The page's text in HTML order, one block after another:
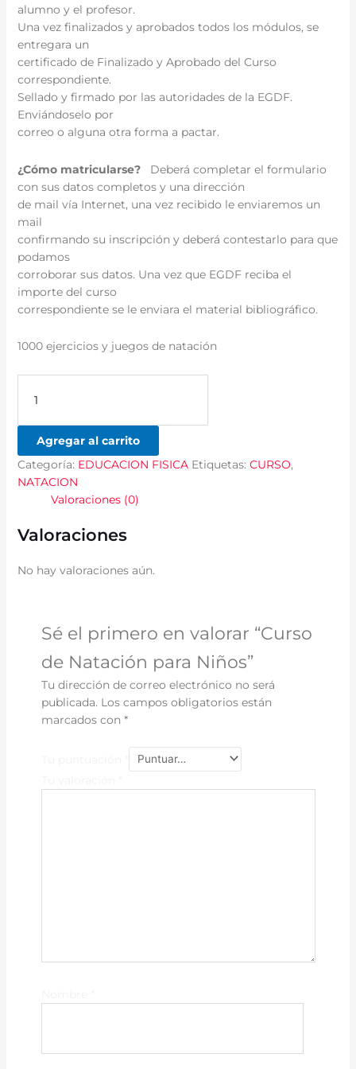
alumno y el profesor.
Una vez finalizados y aprobados todos los módulos, se
entregara un
certificado de Finalizado y Aprobado del Curso
correspondiente.
Sellado y firmado por las autoridades de la EGDF.
Enviándoselo por
correo o alguna otra forma a pactar.
¿Cómo matricularse?
Deberá completar el formulario
con sus datos completos y una dirección
de mail vía Internet, una vez recibido le enviaremos un
mail
confirmando su inscripción y deberá contestarlo para que
podamos
corroborar sus datos. Una vez que EGDF reciba el
importe del curso
correspondiente se le enviara el material bibliográfico.
1000 ejercicios y juegos de natación
Agregar al carrito
Categoría: EDUCACION FISICA Etiquetas: CURSO,
NATACION
Valoraciones (0)
Valoraciones
No hay valoraciones aún.
Sé el primero en valorar “Curso
de Natación para Niños”
Tu dirección de correo electrónico no será
publicada. Los campos obligatorios están
marcados con *